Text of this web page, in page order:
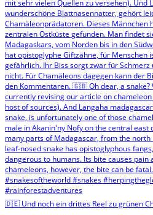
🇩🇪 Und noch ein drittes Reel zu grünen